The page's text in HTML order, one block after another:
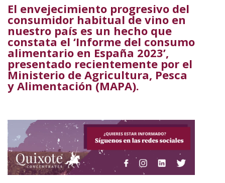
El envejecimiento progresivo del
consumidor habitual de vino en
nuestro país es un hecho que
constata el ‘Informe del consumo
alimentario en España 2023’,
presentado recientemente por el
Ministerio de Agricultura, Pesca
y Alimentación (MAPA).